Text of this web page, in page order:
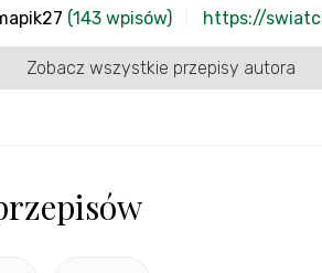
(143 wpisów) https://
Zobacz wszystkie przepisy autora